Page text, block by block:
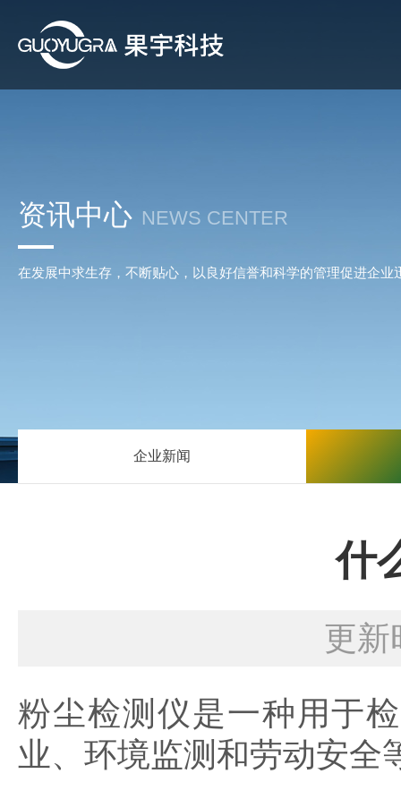
资讯中心 NEWS CENTER
在发展中求生存，不断贴心，以良好信誉和科学的管理促进企业
企业新闻
什
更
粉尘检测仪是一种用于
业、环境监测和劳动安全